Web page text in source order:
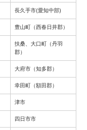
長久手市(愛知中部)
豊山町（西春日井郡）
扶桑、大口町（丹羽
郡）
大府市（知多郡）
幸田町（額田郡）
津市
四日市市